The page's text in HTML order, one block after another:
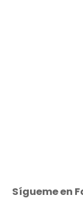
Sígueme en